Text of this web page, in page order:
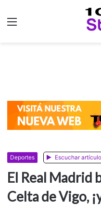
Deportes Escuchar artículo
El Real Madrid
Celta de Vigo,